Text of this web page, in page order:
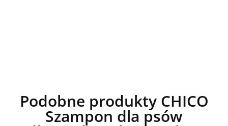
Podobne produkty CHICO
Szampon dla psów